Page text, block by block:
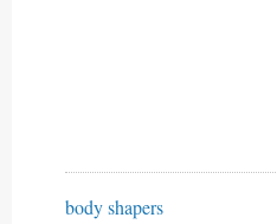
body shapers